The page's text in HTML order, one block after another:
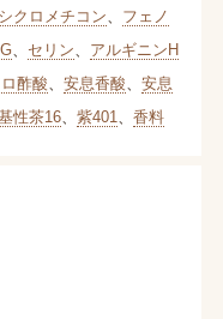
シクロメチコン
フェノ
、 セリン
アルギニンH
酢酸 安息香酸
安息
性茶16、 紫401 香料